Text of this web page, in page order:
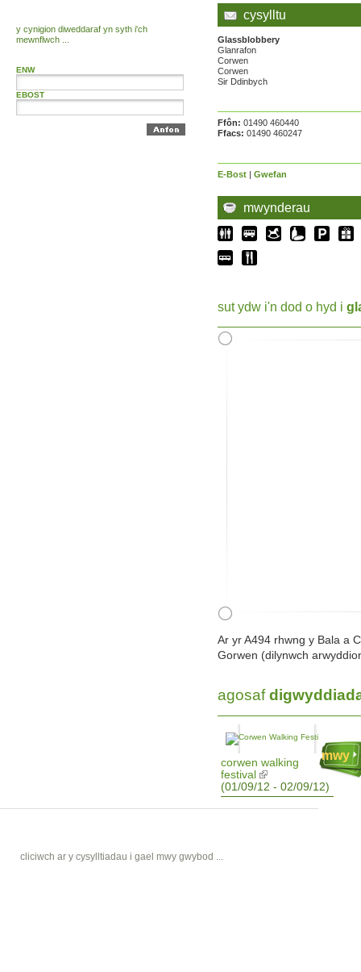
y cynigion diweddaraf yn syth i'ch
mewnflwch ...
ENW
EBOST
cysylltu
Glassblobbery
Glanrafon
Corwen
Corwen
Sir Ddinbych
Ffôn: 01490 460440
Ffacs: 01490 460247
E-Bost | Gwefan
mwynderau
sut ydw i'n dod o hyd i
Ar yr A494 rhwng y Bala a
Gorwen (dilynwch
agosaf
corwen walking
festival
(01/09/12 - 02/09/12)
mwy
cliciwch ar y cysylltiadau i gael mwy gwybod ...